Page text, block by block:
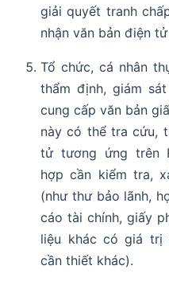
giải quyết tranh
nhận văn bản điện
Tổ chức, cá nhân
thẩm định, giám
cung cấp văn bản
này có thể tra cứu,
tử tương ứng trên
hợp cần kiểm tra,
(như thư bảo lãnh,
cáo tài chính, giấy
liệu khác có giá trị
cần thiết khác).